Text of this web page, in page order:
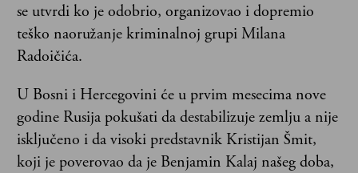
se utvrdi ko je odobrio, organizovao i dopremio
teško naoružanje kriminalnoj grupi Milana
Radoičića.
U Bosni i Hercegovini će u prvim mesecima nove
godine Rusija pokušati da destabilizuje zemlju a nije
isključeno i da visoki predstavnik Kristijan Šmit,
koji je poverovao da je Benjamin Kalaj našeg doba,